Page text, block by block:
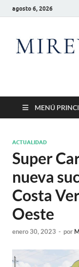
agosto 6, 2026
MENÚ
ACTUALIDAD
Super
nueva
Costa
Oeste
enero 30, 2023 - por